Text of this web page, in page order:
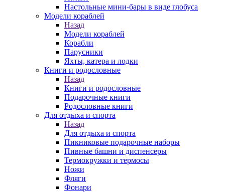
Настольные мини-бары в виде глобуса
Модели кораблей
Назад
Модели кораблей
Корабли
Парусники
Яхты, катера и лодки
Книги и родословные
Назад
Книги и родословные
Подарочные книги
Родословные книги
Для отдыха и спорта
Назад
Для отдыха и спорта
Пикниковые подарочные наборы
Пивные башни и диспенсеры
Термокружки и термосы
Ножи
Фляги
Фонари